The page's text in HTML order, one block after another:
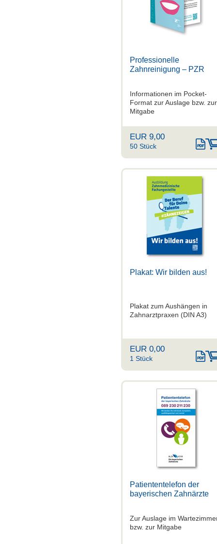
Professionelle
Zahnreinigung – PZR
Informationen im Pocket-
Format zur Auslage bzw. zur
Mitgabe
EUR 9,00
50 Stück
Plakat: Wir bilden aus!
Plakat zum Aushängen in
Zahnarztpraxen (DIN A3)
EUR 0,00
1 Stück
Patiententelefon der
bayerischen Zahnärzte
Zur Auslage im
bzw. zur Mitgabe